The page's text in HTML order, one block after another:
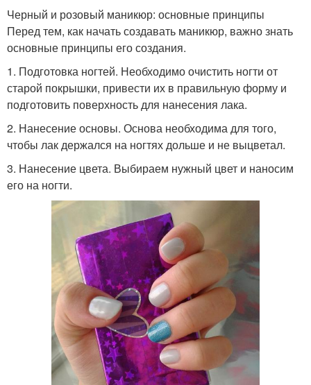
Черный и розовый маникюр: основные принципы
Перед тем, как начать создавать маникюр, важно знать
основные принципы его создания.
1. Подготовка ногтей. Необходимо очистить ногти от
старой покрышки, привести их в правильную форму и
подготовить поверхность для нанесения лака.
2. Нанесение основы. Основа необходима для того,
чтобы лак держался на ногтях дольше и не выцветал.
3. Нанесение цвета. Выбираем нужный цвет и наносим
его на ногти.